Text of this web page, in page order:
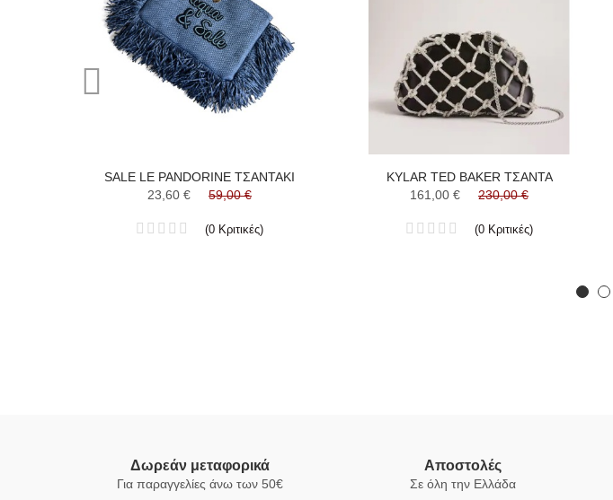
SALE LE PANDORINE ΤΣΑΝΤΑΚΙ
23,60 €
59,00 €
(0 Κριτικές)
KYLAR TED BAKER ΤΣΑΝΤΑ
161,00 €
230,00 €
(0 Κριτικές)
Δωρεάν μεταφορικά
Για παραγγελίες άνω των 50€
Αποστολές
Σε όλη την Ελλάδα